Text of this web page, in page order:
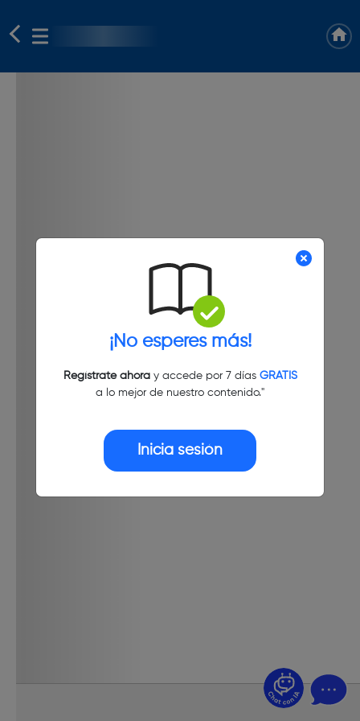
¡No esperes más!
Regístrate ahoray accede por 7 días GRATIS
a lo mejor de nuestro contenido."
Inicia sesión